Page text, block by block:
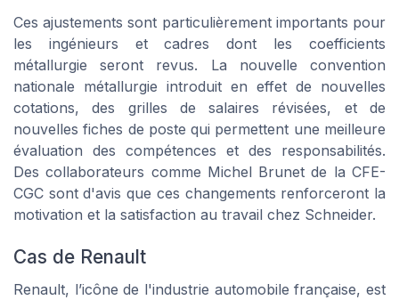
Ces ajustements sont particulièrement importants pour
les ingénieurs et cadres dont les coefficients
métallurgie seront revus. La nouvelle convention
nationale métallurgie introduit en effet de nouvelles
cotations, des grilles de salaires révisées, et de
nouvelles fiches de poste qui permettent une meilleure
évaluation des compétences et des responsabilités.
Des collaborateurs comme Michel Brunet de la CFE-
CGC sont d'avis que ces changements renforceront la
motivation et la satisfaction au travail chez Schneider.
Cas de Renault
Renault, l’icône de l'industrie automobile française, est